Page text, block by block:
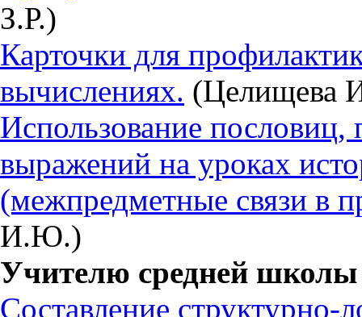
З.Р.)
Карточки для
вычислениях. (Целищева
Использование
выражений на уроках
(межпредметные связи в
И.Ю.)
Учителю средней школы
Составление структурно-